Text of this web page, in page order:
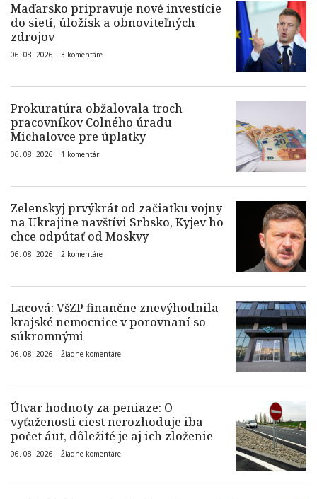
Maďarsko pripravuje nové investície
do sietí, úložísk a obnoviteľných
zdrojov
06. 08. 2026 | 3 komentáre
Prokuratúra obžalovala troch
pracovníkov Colného úradu
Michalovce pre úplatky
06. 08. 2026 | 1 komentár
Zelenskyj prvýkrát od začiatku vojny
na Ukrajine navštívi Srbsko, Kyjev ho
chce odpútať od Moskvy
06. 08. 2026 | 2 komentáre
Lacová: VšZP finančne znevýhodnila
krajské nemocnice v porovnaní so
súkromnými
06. 08. 2026 | Žiadne komentáre
Útvar hodnoty za peniaze: O
vyťaženosti ciest nerozhoduje iba
počet áut, dôležité je aj ich zloženie
06. 08. 2026 | Žiadne komentáre